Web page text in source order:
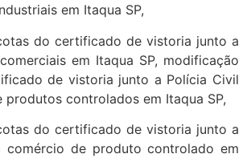
em Itaqua SP,
do certificado de vistoria junto a
em Itaqua SP, modificação
de vistoria junto a Polícia Civil
produtos controlados em Itaqua SP,
do certificado de vistoria junto a
comércio de produto controlado em